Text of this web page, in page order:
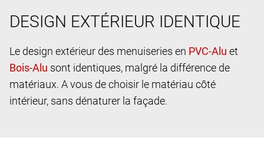
DESIGN EXTÉRIEUR IDENTIQUE
Le design extérieur des menuiseries en
et
sont identiques, malgré la différence de
matériaux. A vous de choisir le matériau côté
intérieur, sans dénaturer la façade.